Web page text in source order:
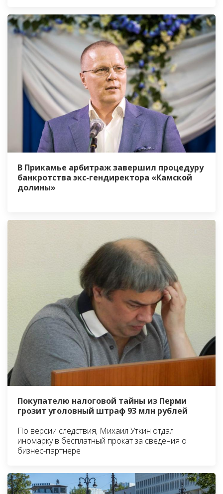
В Прикамье арбитраж завершил процедуру
банкротства экс-гендиректора «Камской
долины»
Покупателю налоговой тайны из Перми
грозит уголовный штраф 93 млн рублей
По версии следствия, Михаил Уткин отдал
иномарку в бесплатный прокат за сведения о
бизнес-партнере